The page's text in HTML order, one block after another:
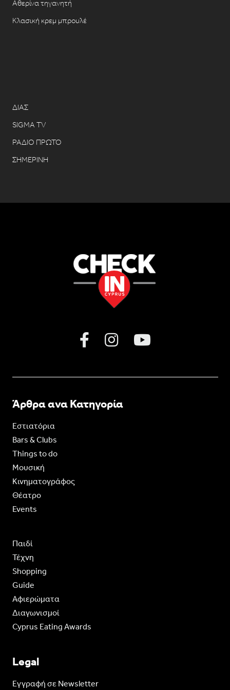
Αθερίνα τηγανητή
Κλασική κρεμ μπρουλέ
ΔΙΑΣ
SIGMA TV
ΡΑΔΙΟ ΠΡΩΤΟ
ΣΗΜΕΡΙΝΗ
Άρθρα ανα Κατηγορία
Εστιατόρια
Bars & Clubs
Things to do
Moυσική
Κινηματογράφος
Θέατρο
Events
Παιδί
Τέχνη
Shopping
Guide
Aφιερώματα
Διαγωνισμοί
Cyprus Eating Awards
Legal
Eγγραφή σε Newsletter